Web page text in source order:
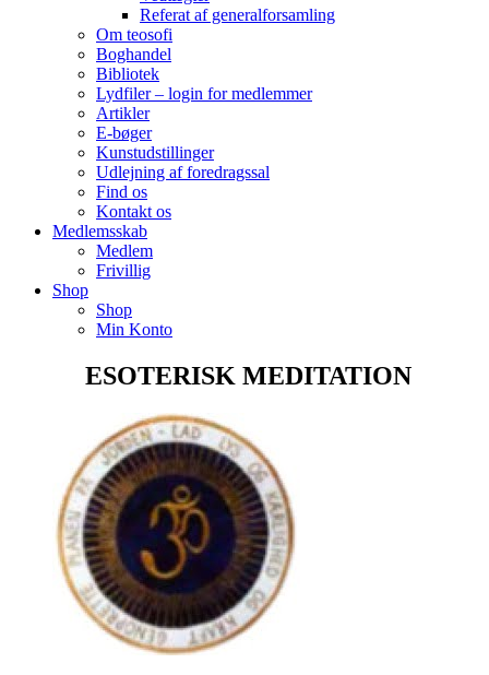
Referat af generalforsamling
Om teosofi
Boghandel
Bibliotek
Lydfiler – login for medlemmer
Artikler
E-bøger
Kunstudstillinger
Udlejning af foredragssal
Find os
Kontakt os
Medlemsskab
Medlem
Frivillig
Shop
Shop
Min Konto
ESOTERISK MEDITATION